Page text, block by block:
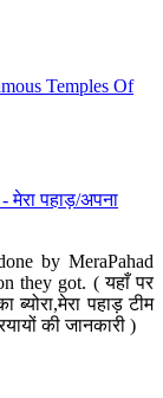
Temples Of
मेरा पहाड़/अपना
by MeraPahad
they got. ( यहाँ पर
ब्योरा,मेरा पहाड़ टीम
की जानकारी )